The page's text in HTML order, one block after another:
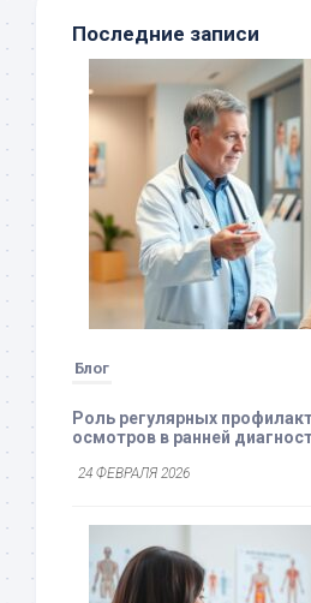
Последние записи
Блог
Роль регулярных
осмотров в ранней
24 ФЕВРАЛЯ 2026